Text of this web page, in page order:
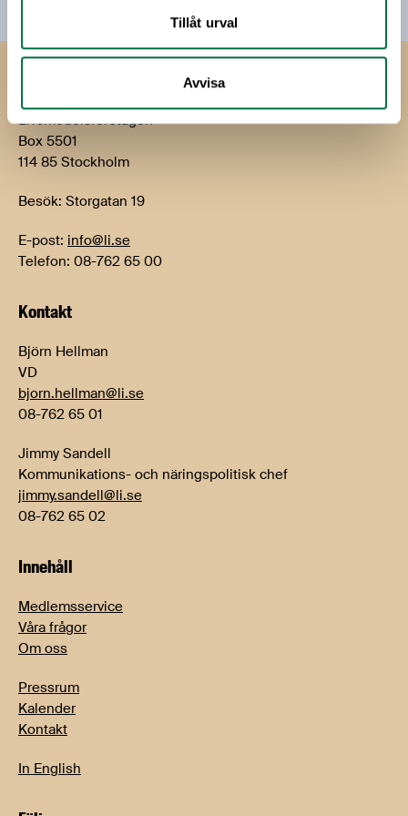
Tillåt urval
Avvisa
Livsmedelsföretagen
Box 5501
114 85 Stockholm
Besök: Storgatan 19
E-post: info@li.se
Telefon: 08-762 65 00
Kontakt
Björn Hellman
VD
bjorn.hellman@li.se
08-762 65 01
Jimmy Sandell
Kommunikations- och näringspolitisk chef
jimmy.sandell@li.se
08-762 65 02
Innehåll
Medlemsservice
Våra frågor
Om oss
Pressrum
Kalender
Kontakt
In English